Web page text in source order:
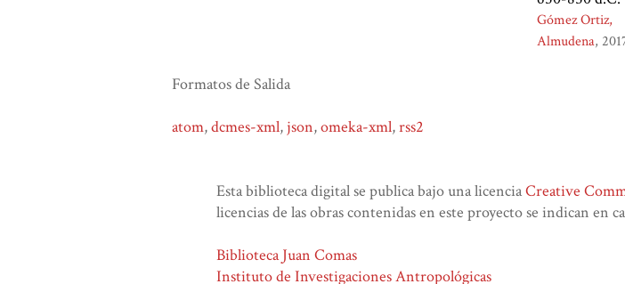
Gómez Ortiz,
Almudena
Formatos de Salida
atom,dcmes-xml, json,omeka-xml,rss2
Esta biblioteca digital se publica bajo una licenciaCreative
licencias de las obras contenidas en este proyecto se indican en
Biblioteca Juan Comas
Instituto de Investigaciones Antropológicas